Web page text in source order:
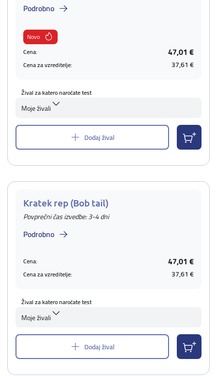
Podrobno
Novo
Cena:
47,01 €
Cena za vzreditelje: 37,61 €
Žival za katero naročate test
Moje živali
Dodaj žival
Kratek rep (Bob tail)
Povprečni čas izvedbe: 3-4 dni
Podrobno
Cena: 47,01 €
Cena za vzreditelje: 37,61 €
Žival za katero naročate test
Moje živali
Dodaj žival